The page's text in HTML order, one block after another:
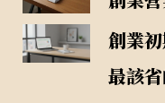
創業
最該